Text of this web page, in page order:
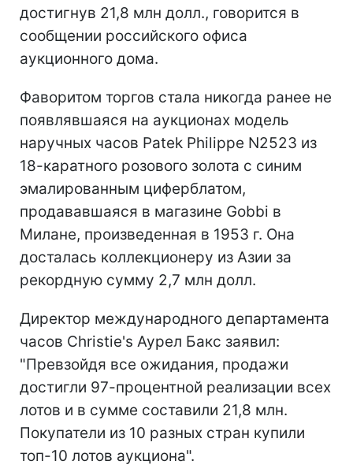
достигнув 21,8 млн долл., говорится в
сообщении российского офиса
аукционного дома.
Фаворитом торгов стала никогда ранее не
появлявшаяся на аукционах модель
наручных часов Patek Philippe N2523 из
18-каратного розового золота с синим
эмалированным циферблатом,
продававшаяся в магазине Gobbi в
Милане, произведенная в 1953 г. Она
досталась коллекционеру из Азии за
рекордную сумму 2,7 млн долл.
Директор международного департамента
часов Christie's Аурел Бакс заявил:
"Превзойдя все ожидания, продажи
достигли 97-процентной реализации всех
лотов и в сумме составили 21,8 млн.
Покупатели из 10 разных стран купили
топ-10 лотов аукциона".